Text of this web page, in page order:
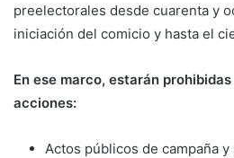
preelectorales desde cuarenta y
iniciación del comicio y hasta el
En ese marco, estarán
acciones:
Actos públicos de campaña